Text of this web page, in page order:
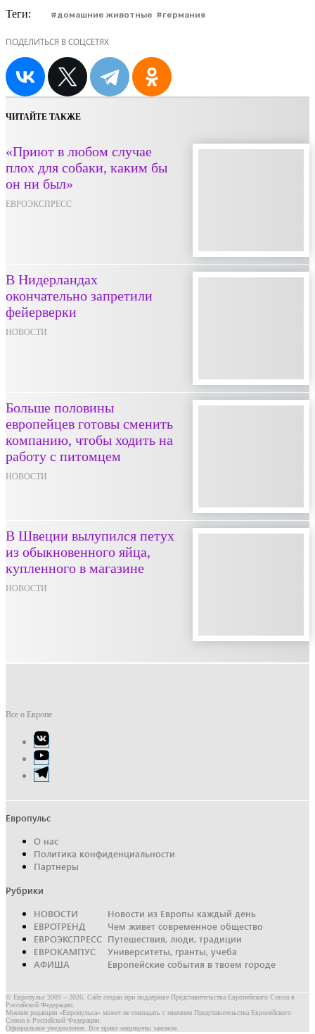
Теги: домашние животные германия
ПОДЕЛИТЬСЯ В СОЦСЕТЯХ
ЧИТАЙТЕ ТАКЖЕ
«Приют в любом случае
плох для собаки, каким бы
он ни был»
ЕВРОЭКСПРЕСС
В Нидерландах
окончательно запретили
фейерверки
НОВОСТИ
Больше половины
европейцев готовы сменить
компанию, чтобы ходить на
работу с питомцем
НОВОСТИ
В Швеции вылупился петух
из обыкновенного яйца,
купленного в магазине
НОВОСТИ
Все о Европе
Элемент
меню
Элемент
меню
Элемент
меню
Европульс
О нас
Политика конфиденциальности
Партнеры
Рубрики
НОВОСТИ
Новости из Европы каждый день
ЕВРОТРЕНД
Чем живет современное общество
ЕВРОЭКСПРЕСС Путешествия, люди, традиции
ЕВРОКАМПУС
Университеты, гранты, учеба
АФИША
Европейские события в твоем городе
© Европульс 2009 – 2026. Сайт создан при поддержке Представительства Европейского Союза в
Российской Федерации.
Мнение редакции «Европульса» может не совпадать с мнением Представительства Европейского
Союза в Российской Федерации.
Официальное уведомление. Все права защищены законом.